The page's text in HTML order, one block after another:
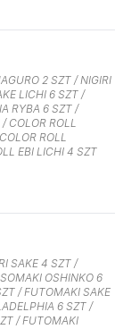
2 SZT / NIGIRI
LICHI 6 SZT /
RYBA 6 SZT /
COLOR ROLL
ROLL
EBI LICHI 4 SZT
SAKE 4 SZT /
OSHINKO 6
/ FUTOMAKI SAKE
6 SZT /
/ FUTOMAKI